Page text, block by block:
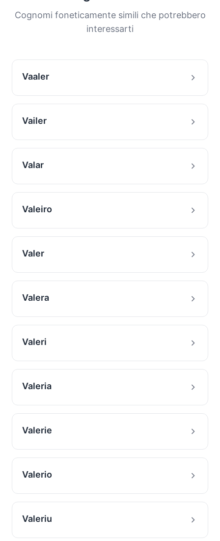
delle famiglie con questo cognome.
Cognomi foneticamente simili che potrebbero
interessarti
Vaaler
Vailer
Valar
Valeiro
Valer
Valera
Valeri
Valeria
Valerie
Valerio
Valeriu